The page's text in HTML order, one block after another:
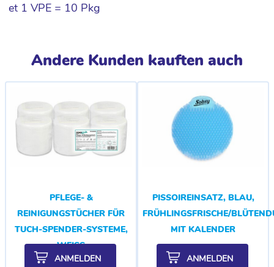
et 1 VPE = 10 Pkg
Andere Kunden kauften auch
PFLEGE- &
REINIGUNGSTÜCHER FÜR
TUCH-SPENDER-SYSTEME,
WEISS
ANMELDEN
PISSOIREINSATZ, BLAU,
FRÜHLINGSFRISCHE/
MIT KALENDER
ANMELDEN